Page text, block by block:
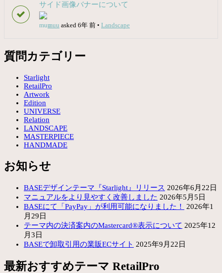
サイド画像バナーについて
muu asked 6年 前 • Landscape
質問カテゴリー
Starlight
RetailPro
Artwork
Edition
UNIVERSE
Relation
LANDSCAPE
MASTERPIECE
HANDMADE
お知らせ
BASEデザインテーマ『Starlight』リリース 2026年6月22日
マニュアルをより見やすく改善しました 2026年5月5日
BASEにて「PayPay」が利用可能になりました！
2026年1
月29日
テーマ内の決済案内のMastercard®表示について 2025年12
月3日
BASEで卸取引用の業販ECサイト 2025年9月22日
最新おすすめテーマ RetailPro